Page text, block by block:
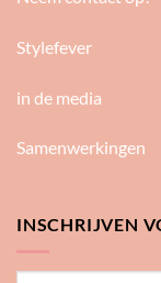
Stylefever
in de media
Samenwerkingen
INSCHRIJVEN